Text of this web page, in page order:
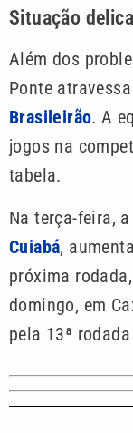
Situação
Além dos
Ponte
Brasileirão. A
jogos na
tabela.
Na terça-feira, a
Cuiabá,
próxima
domingo, em
pela 13ª